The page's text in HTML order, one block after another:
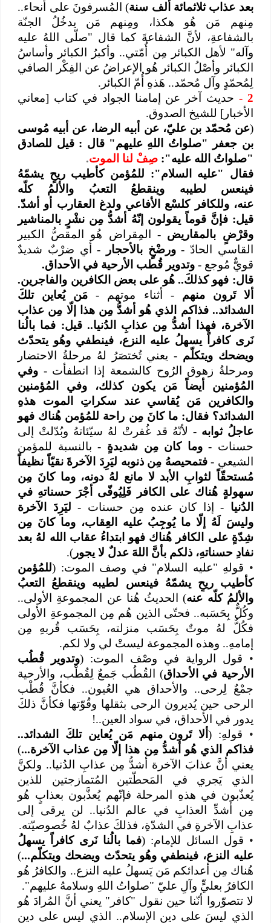
بعد عذاب ثلاثمائة ألف سنة) المُسرفونَ على أنحاء..
مِنهم مَن هُو هكذا، ومِنهم مَن يدخُلُ الجنّة
بالشفاعةِ، لأنَّ الشفاعةَ كما قال "صلّى اللهُ عليه
وآله" لأهل الكبائر مِن أُمّتي.. وأكبرُ الكبائر وأساسُ
الكبائر وأصْلُ الكبائر هُو الإعراضُ عن الفِكْر الصافي
لِمُحمّدٍ وآل مُحمّد.. هَذهِ أُمّ الكبائر.
2
-
حديث آخر عن إمامنا الجواد في كتاب [معاني
الأخبار] للشيخ الصدوق.
عن مُحمّد بن عليّ، عن أبيه الرضا، عن أبيه مُوسى
بن جعفر "صلواتُ اللهِ عليهم" قال : قيل للصادق
"صلواتُ الله عليه":صِفْ لنا الموت.
فقال "عليه السلام": للمُؤمن كأطيب ريحٍ يشمّهُ
فينعس لطيبه وينقطعُ التعبُ والألمُ كلّه
عنه، وللكافر كلسْع الأفاعي ولدغ العقارب أو أشدّ.
قيل: فإنَّ قوماً يقولون إنّهُ أشدُّ مِن نشْرٍ بالمناشير
وقرْضٍ بالمقاريض - المِقراض هُو المقصُّ الكبير
القاسي الحادّ - ورضْخٍ بالأحجار
- أي ضرْبٌ شديدٌ
قويٌّ مُوجع -وتدوير قُطب الأرحية في الأحداق.
قال: فهو كذلكَ.. هُو على بعض الكافرين والفاجرين.
ألا تَرون منهم
- أثناء موتهم - مَن يُعاين تلكَ
الشدائد.. فذاكم الذي هُو أشدُّ مِن هذا إلّا مِن عذاب
الآخرة، فهذا أشدُّ مِن عذابِ الدُنيا.. قيل: فما بالُنا
نَرى كافراً يسهلُ عليه النزع، فينطفي وهُو يتحدّث
ويضحك ويتكلّم - يعني تُختصَرُ لهُ مرحلةُ الاحتضار
ومرحلةُ زهوق الرُوح كالشمعة إذا انطفأت - وفي
المُؤمنين أيضاً مَن يكون كذلك، وفي المُؤمنين
والكافرين مَن يُقاسي عند سكراتِ الموت هذهِ
الشدائد؟ فقال: ما كانَ مِن راحة للمُؤمن هُناك فهو
عاجلُ ثوابه - لأنّهُ قد غُفرتْ لهُ سيّئاتهُ وبُدّلتْ إلى
حسنات - وما كان مِن شديدةٍ - بالنسبة للمؤمن
الشيعي - فتمحيصهُ مِن ذنوبه ليَرِدَ الآخرةَ نقيّاً نظيفاً
مُستحقّاً لثوابِ الأبد لا مانع لهُ دونه، وما كانَ مِن
سهولةٍ هُناك على الكافر فَلِيُوفّى أجْرَ حسناتهِ في
الدُنيا - إذا كان عنده مِن حسنات - ليَرِدَ الآخرة
وليسَ لَهُ إلّا ما يُوجِبُ عليه العِقاب، وما كانَ مِن
شِدّةٍ على الكافر هُناك فهو ابتداءُ عقاب الله لهُ بعد
نفادِ حسناتهِ، ذلكم بأنَّ اللهَ عدلٌ لا يجور).
• قولهِ "عليه السلام" في وصف الموت: ( للمُؤمن
كأطيب ريحٍ يشمّهُ فينعس لطيبه وينقطعُ التعبُ
والألمُ كلّه عنه)الحديثُ هُنا عن المجموعةِ الأولى..
وكُلٌّ بِحَسَبه.. فحتّى الذين هُم مِن المجموعةِ الأولى
فكُلٌّ لهُ موتٌ بِحَسَب منزلته، بِحَسَب قُربهِ مِن
إمامهِ.. وهذه المجموعة ليستْ لي ولا لكم.
•
قول الرواية في وصْف الموت: ( وتدوير قُطُب
الأرحية في الأحداق) القُطُب جَمعٌ لِقُطْب، والأرحية
جمْعٌ لِرحى.. والأحداق هي العُيون.. فكأنَّ قُطْب
الرحى حين يُديرون الرحى بثقلها وقُوّتها فكأنَّ ذلكَ
يدور في الأحداق، في سواد العين..!
•
قولهِ: ( ألا تَرون منهم مَن يُعاين تلكَ الشدائد..
فذاكم الذي هُو أشدُّ مِن هذا إلّا مِن عذاب الآخرة...)
يعني أنَّ عذابَ الآخرة أشدُّ مِن عذابِ الدُنيا.. ولكنَّ
الذي يَجري في المَحطّتين المُتمازجتين للذين
يُعذّبون في هذهِ المرحلة فإنّهم يُعذَّبون بعذابٍ هُو
مِن أشدِّ العذابِ في عالم الدُنيا.. لن يرقى إلى
عذابِ الآخرةِ في الشدّةِ، فذلكَ عذابٌ لهُ خُصوصيّته.
• قول السائل للإمام: ( فما بالُنا نَرى كافراً يسهلُ
عليه النزع، فينطفي وهُو يتحدّث ويضحك ويتكلّم...)
هُناك مِن أعدائكم مَن يَسهلُ عليه النزع.. والكافرُ هُو
الكافرُ بعليٍّ وآلِ عليّ "صلواتُ اللهِ وسلامهُ عليهم".
لا تتصوّروا أنّنا حين نقول "كافر" يعني أنَّ المُرادَ هُو
الذي ليسَ على دين الإسلام.. الذي ليس على دين